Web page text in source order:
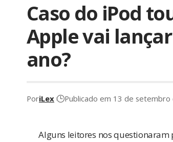
Caso do iPod
Apple vai
ano?
PoriLex Publicado em 13 de
Alguns leitores nos